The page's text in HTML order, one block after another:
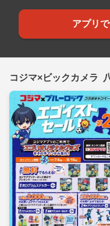
アプリ
コジマ×ビックカメラ